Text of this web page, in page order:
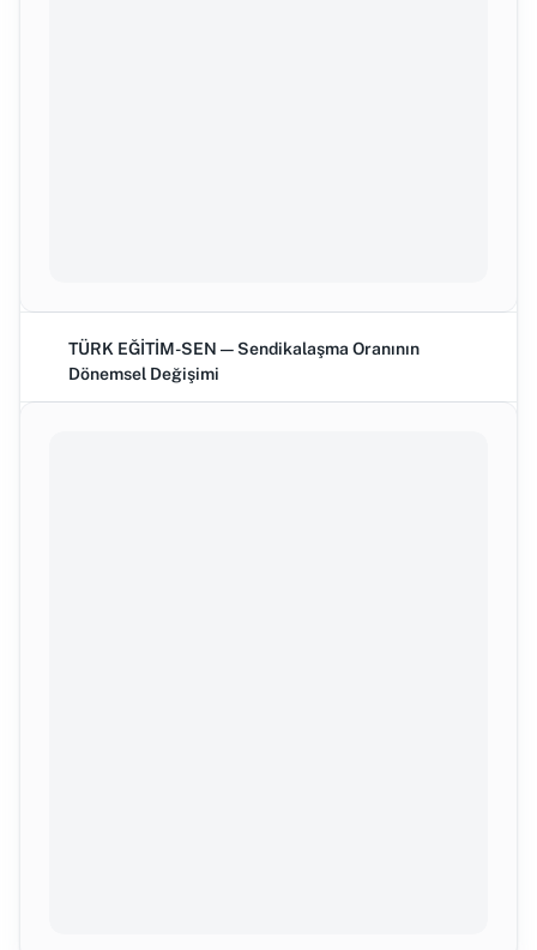
TÜRK EĞİTİM-SEN — Sendikalaşma Oranının
Dönemsel Değişimi